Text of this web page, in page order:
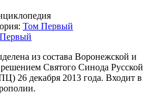
Том Первый
из состава Воронежской и
Святого Синода Русской
26 декабря 2013 года. Входит в